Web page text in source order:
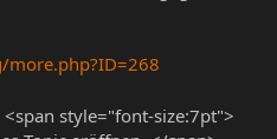
<span style="font-size:7pt">